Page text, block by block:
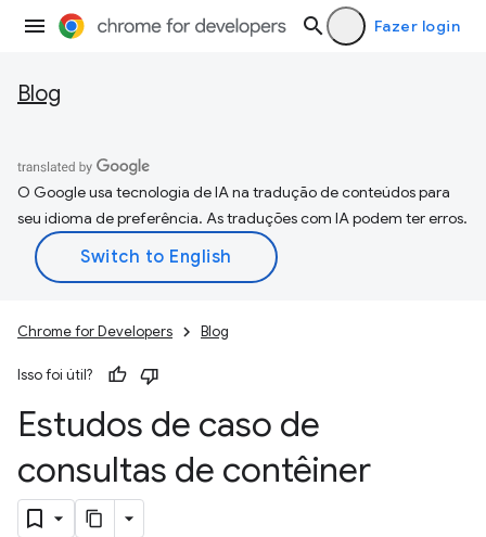
Fazer login
Blog
O Google usa tecnologia de IA na tradução de conteúdos para
seu idioma de preferência. As traduções com IA podem ter erros.
Chrome for Developers Blog
Isso foi útil?
Estudos de caso de
consultas de contêiner